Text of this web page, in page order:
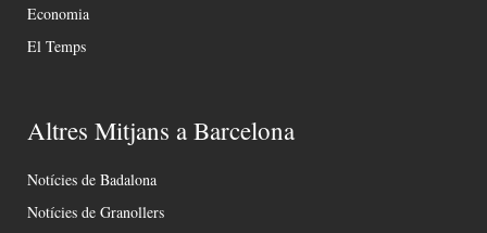
Economia
El Temps
Altres Mitjans a Barcelona
Notícies de Badalona
Notícies de Granollers